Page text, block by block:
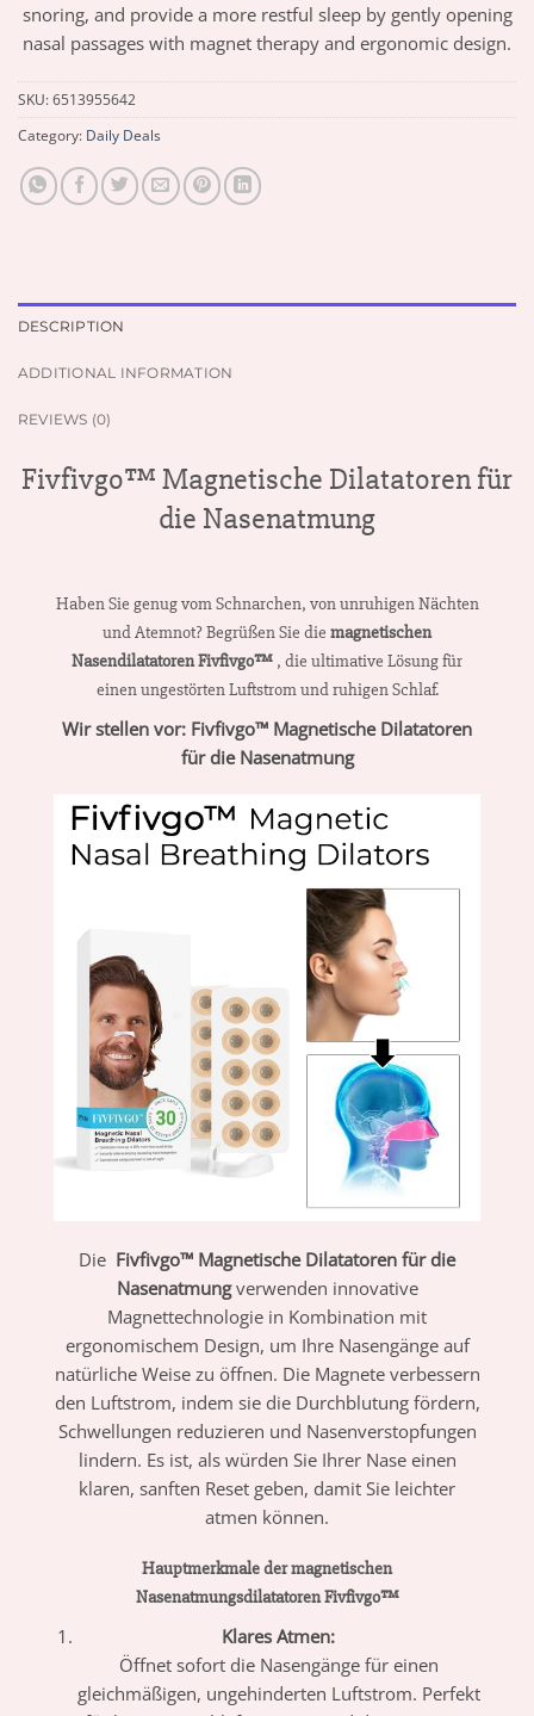
snoring, and provide a more restful sleep by gently opening
nasal passages with magnet therapy and ergonomic design.
SKU:6513955642
Category: Daily Deals
DESCRIPTION
ADDITIONAL INFORMATION
REVIEWS (0)
Fivfivgo™ Magnetische Dilatatoren für
die Nasenatmung
Haben Sie genug vom Schnarchen, von unruhigen Nächten
und Atemnot? Begrüßen Sie die magnetischen
Nasendilatatoren Fivfivgo™ , die ultimative Lösung für
einen ungestörten Luftstrom und ruhigen Schlaf.
Wir stellen vor: Fivfivgo™ Magnetische Dilatatoren
für die Nasenatmung
Die Fivfivgo™ Magnetische Dilatatoren für die
Nasenatmungverwenden innovative
Magnettechnologie in Kombination mit
ergonomischem Design, um Ihre Nasengänge auf
natürliche Weise zu öffnen. Die Magnete verbessern
den Luftstrom, indem sie die Durchblutung fördern,
Schwellungen reduzieren und Nasenverstopfungen
lindern. Es ist, als würden Sie Ihrer Nase einen
klaren, sanften Reset geben, damit Sie leichter
atmen können.
Hauptmerkmale der magnetischen
Nasenatmungsdilatatoren Fivfivgo™
Klares Atmen:
Öffnet sofort die Nasengänge für einen
gleichmäßigen, ungehinderten Luftstrom. Perfekt